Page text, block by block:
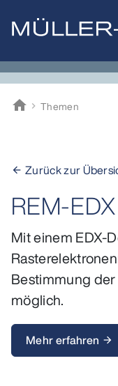
home
Müller-BBM
Themen
arrow_back Zurück zur
REM-EDX
Mit einem EDX-
Bestimmung
möglich.
Mehr erfahren arrow_forward